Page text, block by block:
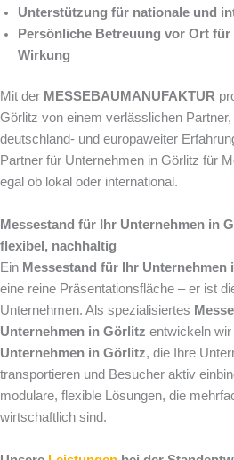
Unterstützung für nationale und
Persönliche Betreuung vor Ort für
Wirkung
Mit der MESSEBAUMANUFAKTUR
Görlitz von einem verlässlichen
deutschland- und europaweiter
Partner für Unternehmen in Görlitz für
egal ob lokal oder international.
Messestand für Ihr Unternehmen in
flexibel, nachhaltig
Ein Messestand für Ihr Unternehmen
eine reine Präsentationsfläche – er ist
Unternehmen. Als spezialisiertes
Unternehmen in Görlitz entwickeln wir
Unternehmen in Görlitz, die Ihre
transportieren und Besucher aktiv
modulare, flexible Lösungen, die
wirtschaftlich sind.